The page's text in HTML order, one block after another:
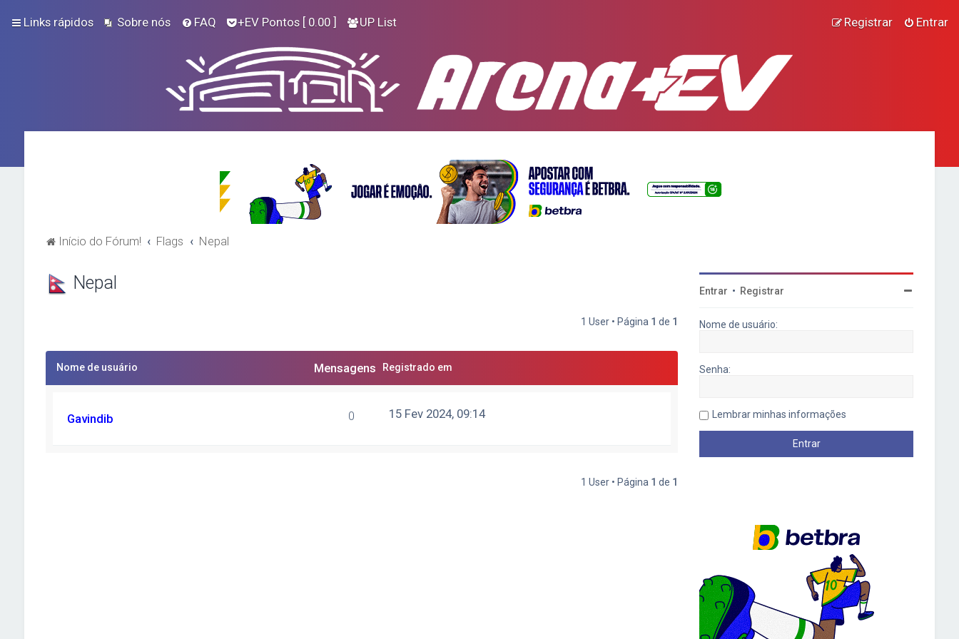
Links rápidos Sobre nós FAQ +EV Pontos [ 0.00 ] UP List Entrar
Registrar
Início do Fórum! Flags Nepal
Nepal
1 User • Página 1 de 1
Nome de usuário Mensagens Registrado em
Gavindib 0 15 Fev 2024, 09:14
1 User • Página 1 de 1
Entrar • Registrar
Nome de usuário:
Senha:
Lembrar minhas informações